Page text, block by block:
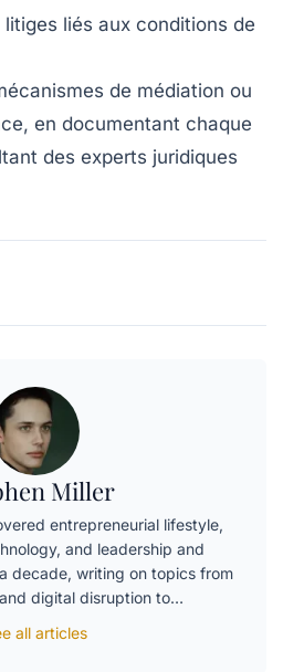
liés aux conditions de
de médiation ou
en documentant chaque
des experts juridiques
Miller
entrepreneurial lifestyle,
and leadership and
decade, writing on topics from
digital disruption to…
all articles